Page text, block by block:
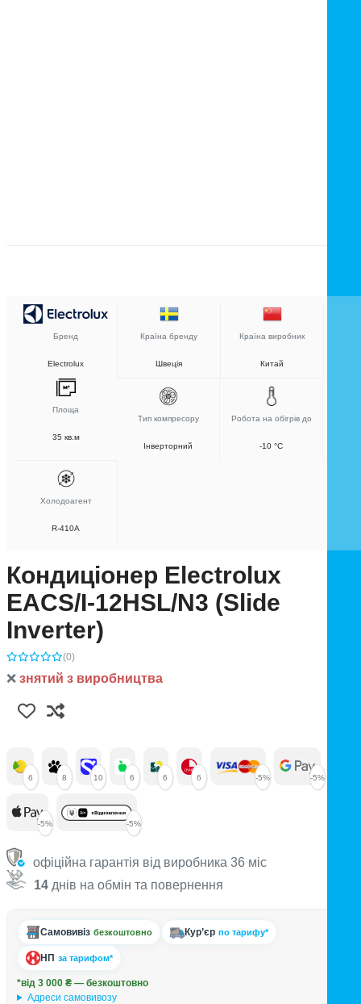
Бренд
Electrolux
Країна бренду
Швеція
Країна виробник
Китай
Площа
35 кв.м
Тип компресору
Інверторний
Робота на обігрів до
-10 °C
Холодоагент
R-410A
Кондиціонер Electrolux
EACS/I-12HSL/N3 (Slide
Іnverter)
(0)
❌ знятий з виробництва
6 8 10 6 6 6 -5% -5%
-5% -5%
офіційна гарантія від виробника 36 міс
14 днів на обмін та повернення
Самовивіз безкоштовно Кур’єр по тарифу*
НП за тарифом*
*від 3 000 ₴ — безкоштовно
Адреси самовивозу